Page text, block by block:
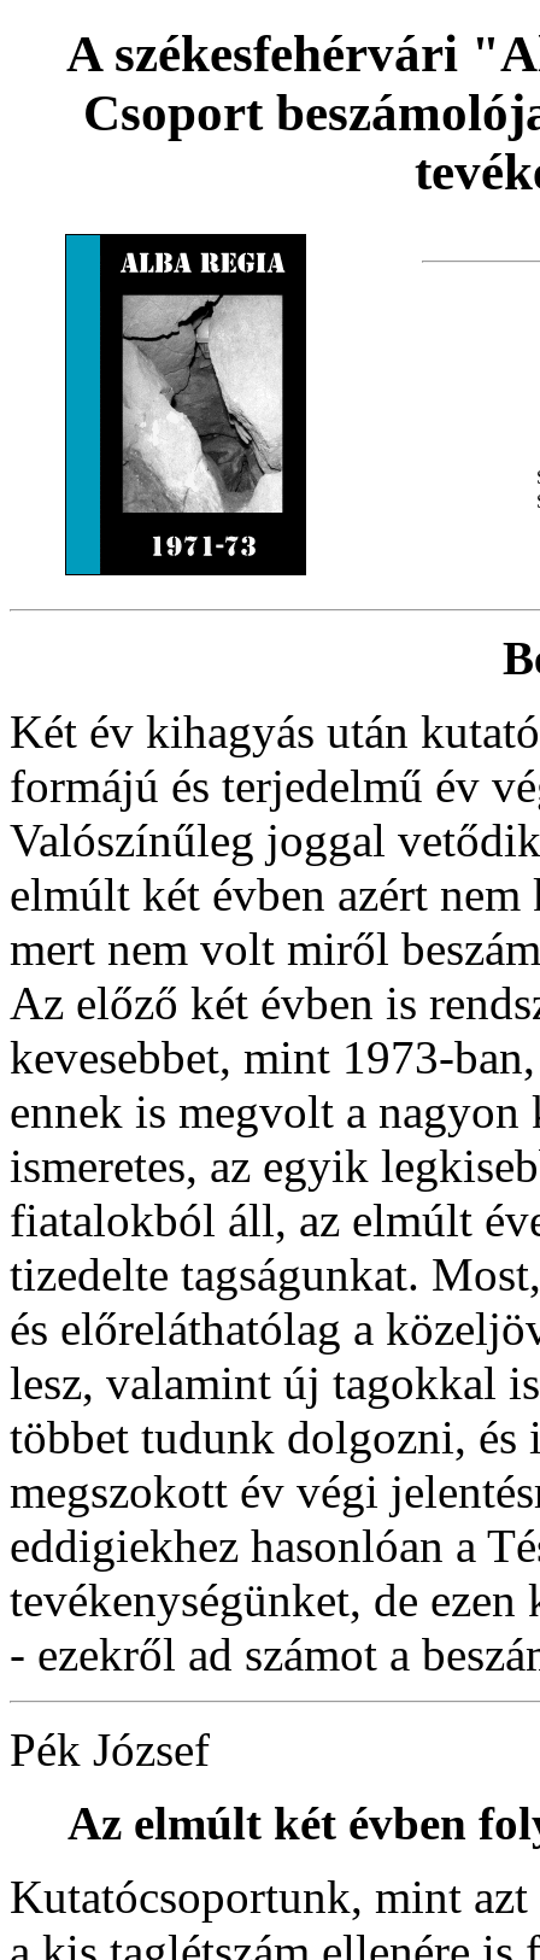
A székesfehérvári
Csoport
Két év kihagyás után
formájú és terjedelmű év
Valószínűleg joggal
elmúlt két évben azért
mert nem volt miről
Az előző két évben is
kevesebbet, mint 1973-
ennek is megvolt a
ismeretes, az egyik
fiatalokból áll, az elmúlt
tizedelte tagságunkat.
és előreláthatólag a
lesz, valamint új tagokkal
többet tudunk dolgozni, és
megszokott év végi
eddigiekhez hasonlóan a
tevékenységünket, de
- ezekről ad számot a
Pék József
Az elmúlt két évben
Kutatócsoportunk, mint azt